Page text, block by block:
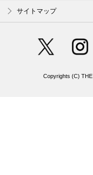
サイトマップ
Copyrights (C)